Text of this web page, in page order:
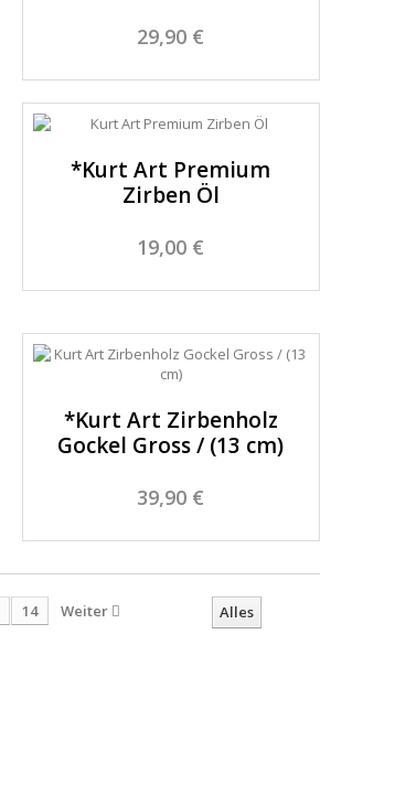
29,90 €
*Kurt Art Premium
Zirben Öl
19,00 €
*Kurt Art Zirbenholz
Gockel Gross / (13 cm)
39,90 €
Alles
14 Weiter